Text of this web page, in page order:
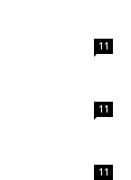
11
11
11